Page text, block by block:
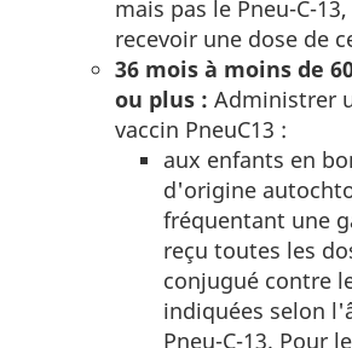
mais pas le Pneu-C-
recevoir une dose de
36 mois à moins de
ou plus : Administrer
vaccin Pneu­C­13 :
aux enfants en
d'origine
fréquentant une
reçu toutes les
conjugué contre
indiquées selon
Pneu-C-13. Pour